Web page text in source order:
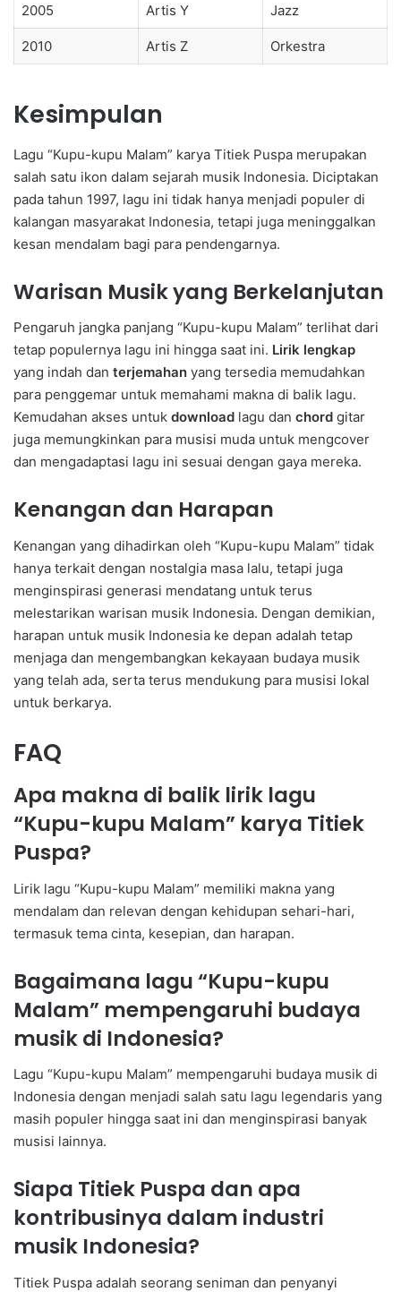
2005 Artis Y Jazz
2010 Artis Z Orkestra
Kesimpulan
Lagu “Kupu-kupu Malam” karya Titiek Puspa merupakan
salah satu ikon dalam sejarah musik Indonesia. Diciptakan
pada tahun 1997, lagu ini tidak hanya menjadi populer di
kalangan masyarakat Indonesia, tetapi juga meninggalkan
kesan mendalam bagi para pendengarnya.
Warisan Musik yang Berkelanjutan
Pengaruh jangka panjang “Kupu-kupu Malam” terlihat dari
tetap populernya lagu ini hingga saat ini. Lirik lengkap
yang indah dan terjemahan yang tersedia memudahkan
para penggemar untuk memahami makna di balik lagu.
Kemudahan akses untuk download lagu dan chord gitar
juga memungkinkan para musisi muda untuk mengcover
dan mengadaptasi lagu ini sesuai dengan gaya mereka.
Kenangan dan Harapan
Kenangan yang dihadirkan oleh “Kupu-kupu Malam” tidak
hanya terkait dengan nostalgia masa lalu, tetapi juga
menginspirasi generasi mendatang untuk terus
melestarikan warisan musik Indonesia. Dengan demikian,
harapan untuk musik Indonesia ke depan adalah tetap
menjaga dan mengembangkan kekayaan budaya musik
yang telah ada, serta terus mendukung para musisi lokal
untuk berkarya.
FAQ
Apa makna di balik lirik lagu
“Kupu-kupu Malam” karya Titiek
Puspa?
Lirik lagu “Kupu-kupu Malam” memiliki makna yang
mendalam dan relevan dengan kehidupan sehari-hari,
termasuk tema cinta, kesepian, dan harapan.
Bagaimana lagu “Kupu-kupu
Malam” mempengaruhi budaya
musik di Indonesia?
Lagu “Kupu-kupu Malam” mempengaruhi budaya musik di
Indonesia dengan menjadi salah satu lagu legendaris yang
masih populer hingga saat ini dan menginspirasi banyak
musisi lainnya.
Siapa Titiek Puspa dan apa
kontribusinya dalam industri
musik Indonesia?
Titiek Puspa adalah seorang seniman dan penyanyi